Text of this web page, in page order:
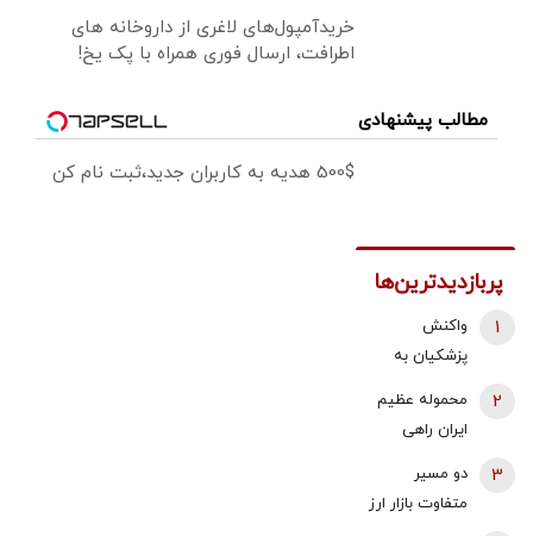
خریدآمپول‌های لاغری از داروخانه های
اطرافت، ارسال فوری همراه با پک یخ!
مطالب پیشنهادی
500$ هدیه به کاربران جدید،ثبت نام کن
پربازدیدترین‌ها
واکنش
پزشکیان به
دبیری شعام/
استعفا تایید
شد؟
1
محموله عظیم
ایران راهی
2
دو مسیر
متفاوت بازار ارز
3